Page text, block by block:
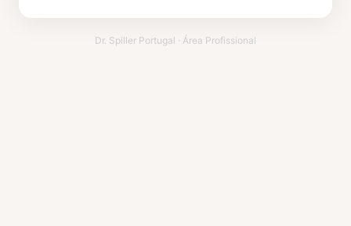
Dr. Spiller Portugal · Área Profissional